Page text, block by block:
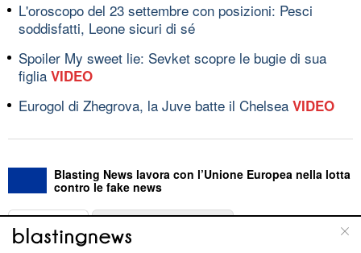
L'oroscopo del 23 settembre con posizioni: Pesci
soddisfatti, Leone sicuri di sé
Spoiler My sweet lie: Sevket scopre le bugie di sua
figlia VIDEO
Eurogol di Zhegrova, la Juve batte il Chelsea VIDEO
Blasting News lavora con l’Unione Europea nella lotta
contro le fake news
ABOUT